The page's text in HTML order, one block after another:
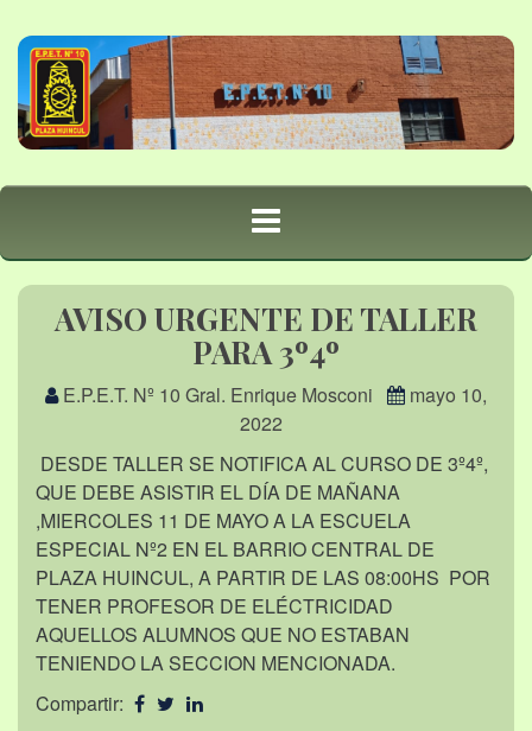
AVISO URGENTE DE TALLER
PARA 3º4º
E.P.E.T. Nº 10 Gral. Enrique Mosconi
mayo 10,
2022
DESDE TALLER SE NOTIFICA AL CURSO DE 3º4º,
QUE DEBE ASISTIR EL DÍA DE MAÑANA
,MIERCOLES 11 DE MAYO A LA ESCUELA
ESPECIAL Nº2 EN EL BARRIO CENTRAL DE
PLAZA HUINCUL, A PARTIR DE LAS 08:00HS POR
TENER PROFESOR DE ELÉCTRICIDAD
AQUELLOS ALUMNOS QUE NO ESTABAN
TENIENDO LA SECCION MENCIONADA.
Compartir: